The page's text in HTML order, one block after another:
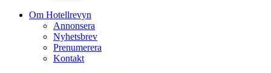
Om Hotellrevyn
Annonsera
Nyhetsbrev
Prenumerera
Kontakt